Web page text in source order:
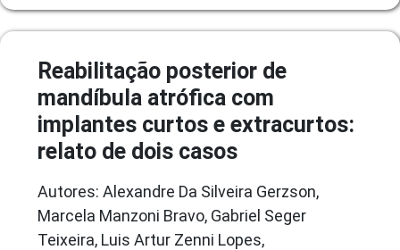
Reabilitação posterior de
mandíbula atrófica com
implantes curtos e extracurtos:
relato de dois casos
Autores: Alexandre Da Silveira Gerzson,
Marcela Manzoni Bravo, Gabriel Seger
Teixeira, Luis Artur Zenni Lopes,